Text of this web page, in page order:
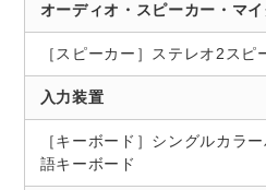
オーディオ・スピーカー・マ
［スピーカー］ステレオ2スピ
入力装置
［キーボード］シングルカラ
語キーボード